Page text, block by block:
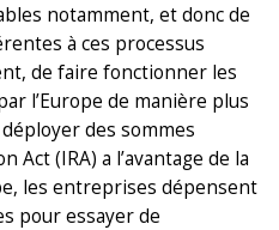
notamment, et donc de
à ces processus
de faire fonctionner les
l’Europe de manière plus
des sommes
Act (IRA) a l’avantage de la
les entreprises dépensent
pour essayer de